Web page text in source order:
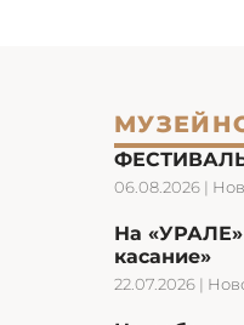
06.08.2026 |
На «УРАЛЕ»
касание»
22.07.2026 |